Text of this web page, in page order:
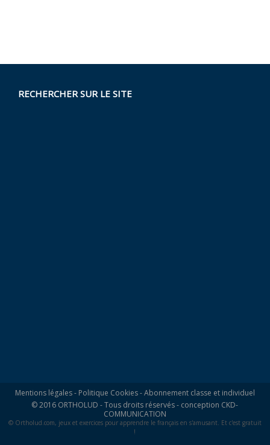
RECHERCHER SUR LE SITE
Mentions légales- Politique Cookies-Abonnement classe et individuel
© 2016 ORTHOLUD - Tous droits réservés - conception CKD-
COMMUNICATION
© Ortholud.com, jeux et exercices pour apprendre le français en s'amusant. Et c'est gratuit
!